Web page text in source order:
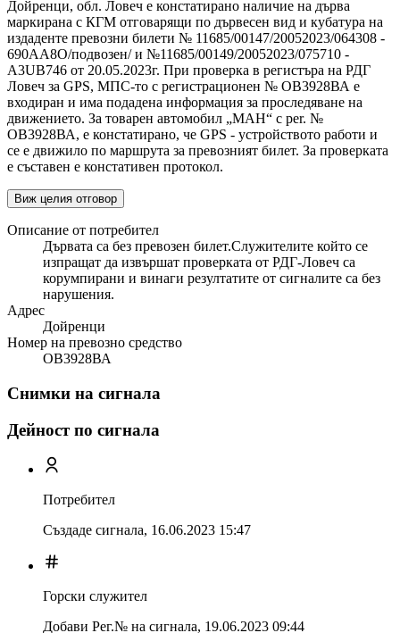
Дойренци, обл. Ловеч е констатирано наличие на дърва
маркирана с КГМ отговарящи по дървесен вид и кубатура на
издаденте превозни билети № 11685/00147/20052023/064308 -
690АА8О/подвозен/ и №11685/00149/20052023/075710 -
A3UB746 от 20.05.2023г. При проверка в регистъра на РДГ
Ловеч за GPS, МПС-то с регистрационен № ОВ3928ВА е
входиран и има подадена информация за проследяване на
движението. За товарен автомобил „МАН“ с per. №
ОВ3928ВА, е констатирано, че GPS - устройството работи и
се е движило по маршрута за превозният билет. За проверката
е съставен е констативен протокол.
Виж целия отговор
Описание от потребител
Дървата са без превозен билет.Служителите който се
изпращат да извършат проверката от РДГ-Ловеч са
корумпирани и винаги резултатите от сигналите са без
нарушения.
Адрес
Дойренци
Номер на превозно средство
ОВ3928ВА
Снимки на сигнала
Дейност по сигнала
Потребител
Създаде сигнала, 16.06.2023 15:47
Горски служител
Добави Рег.№ на сигнала, 19.06.2023 09:44